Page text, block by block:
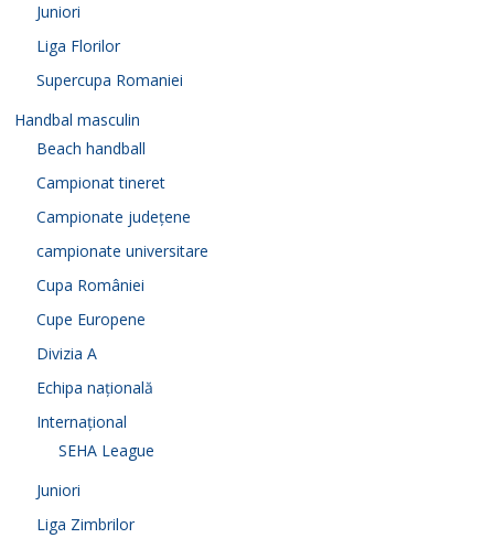
Juniori
Liga Florilor
Supercupa Romaniei
Handbal masculin
Beach handball
Campionat tineret
Campionate județene
campionate universitare
Cupa României
Cupe Europene
Divizia A
Echipa națională
Internațional
SEHA League
Juniori
Liga Zimbrilor